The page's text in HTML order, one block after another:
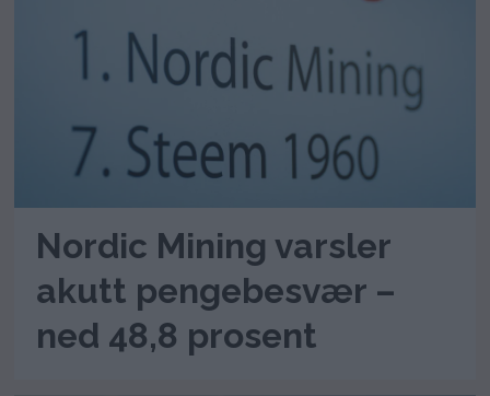
Nordic Mining varsler
akutt pengebesvær –
ned 48,8 prosent